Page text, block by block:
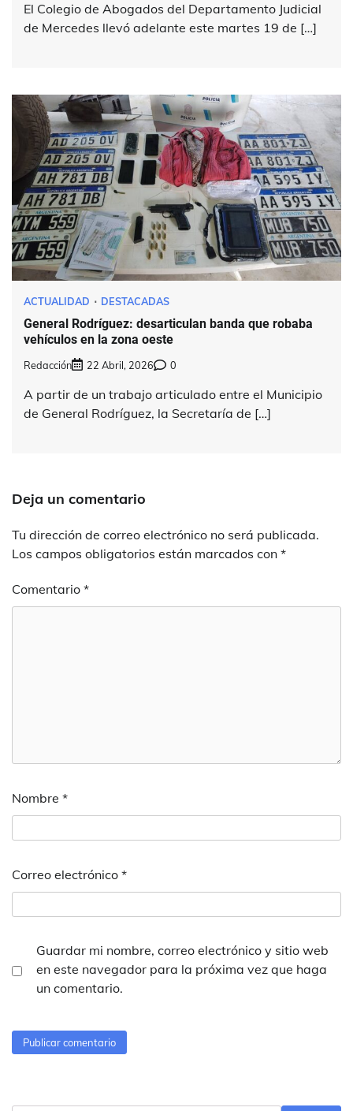
El Colegio de Abogados del Departamento Judicial
de Mercedes llevó adelante este martes 19 de […]
ACTUALIDAD DESTACADAS
General Rodríguez: desarticulan banda que robaba
vehículos en la zona oeste
Redacción 22 Abril, 2026 0
A partir de un trabajo articulado entre el Municipio
de General Rodríguez, la Secretaría de […]
Deja un comentario
Tu dirección de correo electrónico no será publicada.
Los campos obligatorios están marcados con *
Comentario *
Nombre *
Correo electrónico *
Guardar mi nombre, correo electrónico y sitio web
en este navegador para la próxima vez que haga
un comentario.